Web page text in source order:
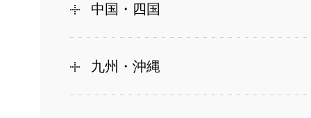
中国・四国
九州・沖縄